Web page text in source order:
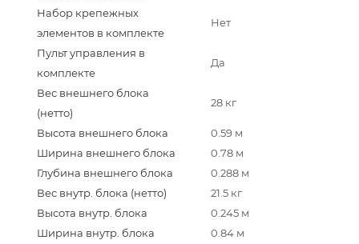
Набор крепежных
элементов в комплекте
Нет
Пульт управления в
комплекте
Да
Вес внешнего блока
(нетто)
28 кг
Высота внешнего блока
0.59 м
Ширина внешнего блока
0.78 м
Глубина внешнего блока
0.288 м
Вес внутр. блока (нетто)
21.5 кг
Высота внутр. блока
0.245 м
Ширина внутр. блока
0.84 м